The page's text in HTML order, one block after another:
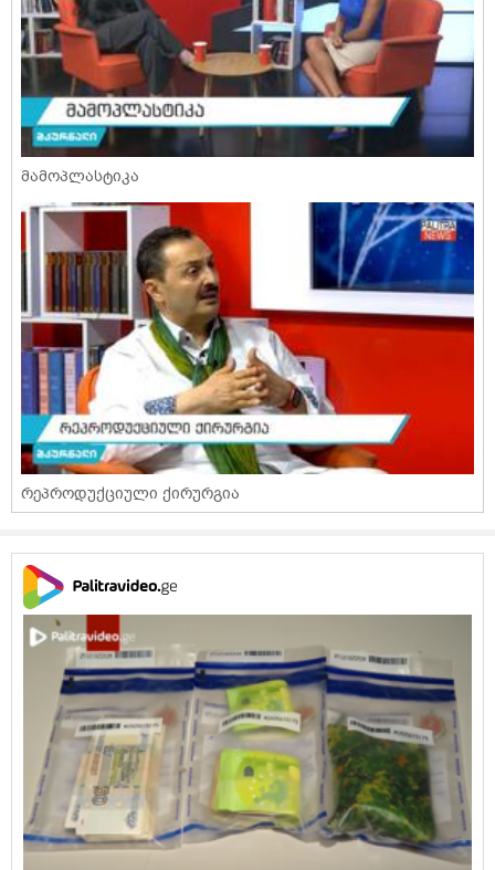
მამოპლასტიკა
რეპროდუქციული ქირურგია